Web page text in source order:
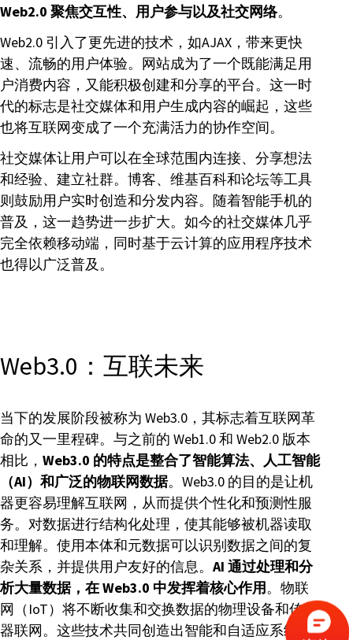
Web2.0 聚焦交互性、用户参与以及社交网络。
Web2.0 引入了更先进的技术，如AJAX，带来更快
速、流畅的用户体验。网站成为了一个既能满足用
户消费内容，又能积极创建和分享的平台。这一时
代的标志是社交媒体和用户生成内容的崛起，这些
也将互联网变成了一个充满活力的协作空间。
社交媒体让用户可以在全球范围内连接、分享想法
和经验、建立社群。博客、维基百科和论坛等工具
则鼓励用户实时创造和分发内容。随着智能手机的
普及，这一趋势进一步扩大。如今的社交媒体几乎
完全依赖移动端，同时基于云计算的应用程序技术
也得以广泛普及。
Web3.0：互联未来
当下的发展阶段被称为 Web3.0，其标志着互联网革
命的又一里程碑。与之前的 Web1.0 和 Web2.0 版本
相比， Web3.0 的特点是整合了智能算法、人工智能
（AI）和广泛的物联网数据。Web3.0 的目的是让机
器更容易理解互联网，从而提供个性化和预测性服
务。对数据进行结构化处理，使其能够被机器读取
和理解。使用本体和元数据可以识别数据之间的复
杂关系，并提供用户友好的信息。 AI 通过处理和分
析大量数据，在 Web3.0 中发挥着核心作用。物联
网（IoT）将不断收集和交换数据的物理设备和传感
器联网。这些技术共同创造出智能和自适应系统，